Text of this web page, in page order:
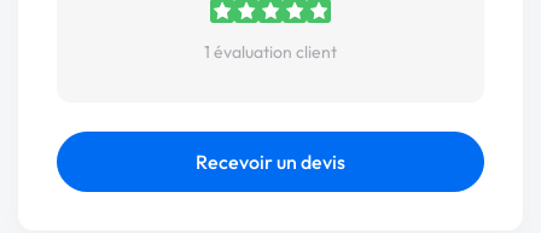
1 évaluation client
Recevoir un devis